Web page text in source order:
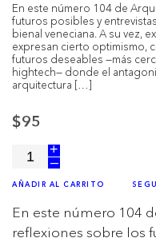
$95
–
+
AÑADIR AL CARRITO
En este número 104 de
futuros posibles y
bienal veneciana. A su vez,
expresan cierto optimismo,
futuros deseables —más
hightech— donde el
arquitectura […]
En este número 104
reflexiones sobre los